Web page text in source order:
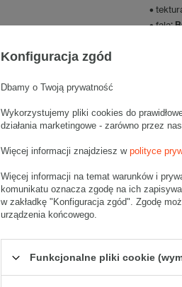
•
• fala:
Konfiguracja zgód
Dbamy o Twoją prywatność
Wykorzystujemy pliki cookies do
działania marketingowe - zarówno przez
Więcej informacji znajdziesz w polityce
Więcej informacji na temat warunków i
komunikatu oznacza zgodę na ich
w zakładkę "Konfiguracja zgód". Zgodę
urządzenia końcowego.
Funkcjonalne pliki cookie